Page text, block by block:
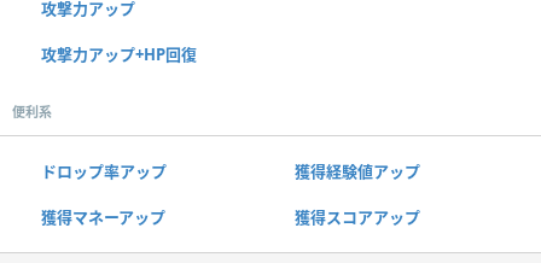
攻撃力アップ
攻撃力アップ+HP回復
便利系
ドロップ率アップ 獲得経験値アップ
獲得マネーアップ 獲得スコアアップ